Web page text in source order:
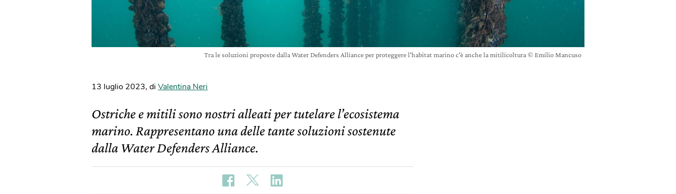
Tra le soluzioni proposte dalla Water Defenders Alliance per proteggere l'habitat marino c'è anche la mitilicoltura © Emilio Mancuso
13 luglio 2023, di Valentina Neri
Ostriche e mitili sono nostri alleati per tutelare l’ecosistema
marino. Rappresentano una delle tante soluzioni sostenute
dalla Water Defenders Alliance.